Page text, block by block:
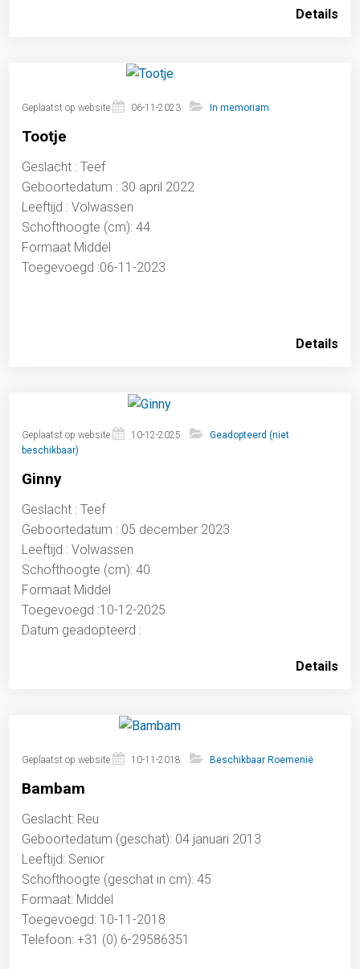
Details
Geplaatst op website 06-11-2023 In memoriam
Tootje
Geslacht : Teef
Geboortedatum : 30 april 2022
Leeftijd : Volwassen
Schofthoogte (cm): 44
Formaat Middel
Toegevoegd :06-11-2023
Details
Geplaatst op website 10-12-2025
Geadopteerd (niet
beschikbaar)
Ginny
Geslacht : Teef
Geboortedatum : 05 december 2023
Leeftijd : Volwassen
Schofthoogte (cm): 40
Formaat Middel
Toegevoegd :10-12-2025
Datum geadopteerd :
Details
Geplaatst op website 10-11-2018 Beschikbaar Roemenië
Bambam
Geslacht: Reu
Geboortedatum (geschat): 04 januari 2013
Leeftijd: Senior
Schofthoogte (geschat in cm): 45
Formaat: Middel
Toegevoegd: 10-11-2018
Telefoon: +31 (0) 6-29586351